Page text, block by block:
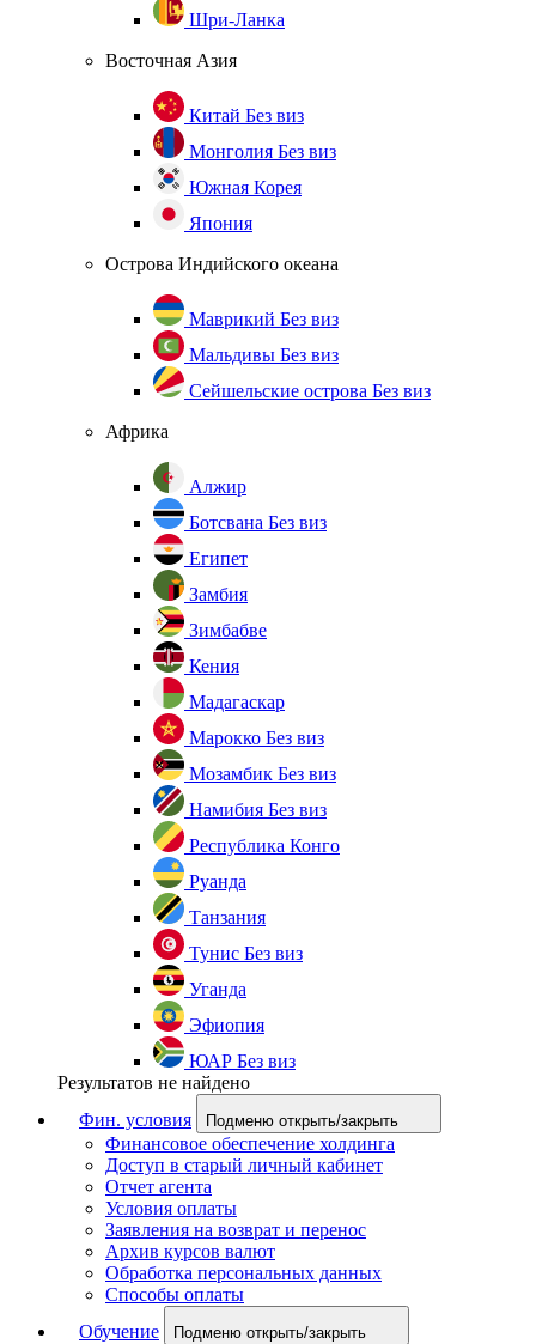
Шри-Ланка
Восточная Азия
Китай Без виз
Монголия Без виз
Южная Корея
Япония
Острова Индийского океана
Маврикий Без виз
Мальдивы Без виз
Сейшельские острова Без виз
Африка
Алжир
Ботсвана Без виз
Египет
Замбия
Зимбабве
Кения
Мадагаскар
Марокко Без виз
Мозамбик Без виз
Намибия Без виз
Республика Конго
Руанда
Танзания
Тунис Без виз
Уганда
Эфиопия
ЮАР Без виз
Результатов не найдено
Фин. условия
Подменю открыть/закрыть
Финансовое обеспечение холдинга
Доступ в старый личный кабинет
Отчет агента
Условия оплаты
Заявления на возврат и перенос
Архив курсов валют
Обработка персональных данных
Способы оплаты
Обучение
Подменю открыть/закрыть